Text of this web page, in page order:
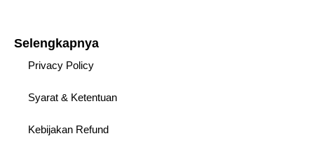
Selengkapnya
Privacy Policy
Syarat & Ketentuan
Kebijakan Refund